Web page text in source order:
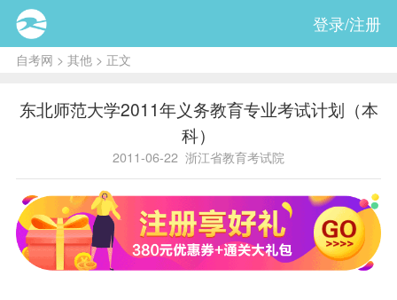
登录/注册
自考网 > 其他 > 正文
东北师范大学2011年义务教育专业考试计划（本
科）
2011-06-22 浙江省教育考试院